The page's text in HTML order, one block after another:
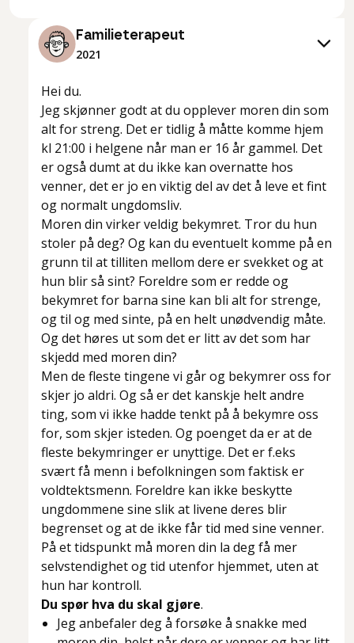
Familieterapeut
2021
Hei du.
Jeg skjønner godt at du opplever moren din som
alt for streng. Det er tidlig å måtte komme hjem
kl 21:00 i helgene når man er 16 år gammel. Det
er også dumt at du ikke kan overnatte hos
venner, det er jo en viktig del av det å leve et fint
og normalt ungdomsliv.
Moren din virker veldig bekymret. Tror du hun
stoler på deg? Og kan du eventuelt komme på en
grunn til at tilliten mellom dere er svekket og at
hun blir så sint? Foreldre som er redde og
bekymret for barna sine kan bli alt for strenge,
og til og med sinte, på en helt unødvendig måte.
Og det høres ut som det er litt av det som har
skjedd med moren din?
Men de fleste tingene vi går og bekymrer oss for
skjer jo aldri. Og så er det kanskje helt andre
ting, som vi ikke hadde tenkt på å bekymre oss
for, som skjer isteden. Og poenget da er at de
fleste bekymringer er unyttige. Det er f.eks
svært få menn i befolkningen som faktisk er
voldtektsmenn. Foreldre kan ikke beskytte
ungdommene sine slik at livene deres blir
begrenset og at de ikke får tid med sine venner.
På et tidspunkt må moren din la deg få mer
selvstendighet og tid utenfor hjemmet, uten at
hun har kontroll.
Du spør hva du skal gjøre.
Jeg anbefaler deg å forsøke å snakke med